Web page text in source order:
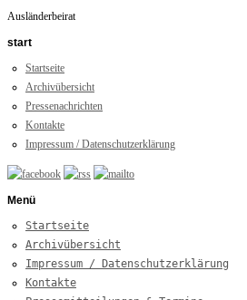
Ausländerbeirat
start
Startseite
Archivübersicht
Pressenachrichten
Kontakte
Impressum / Datenschutzerklärung
Menü
Startseite
Archivübersicht
Impressum / Datenschutzerklärung
Kontakte